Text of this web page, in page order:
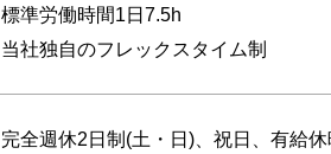
標準労働時間1日7.5h
当社独自のフレックスタイム制
完全週休2日制(土・日)、祝日、有給